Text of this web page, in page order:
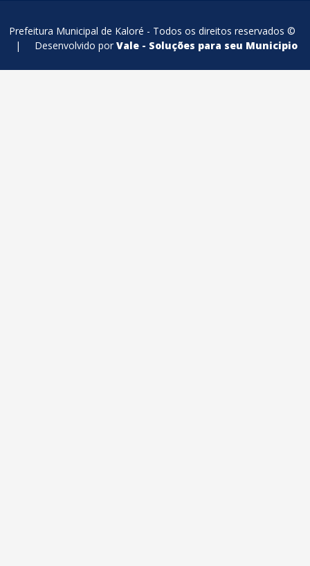
Prefeitura Municipal de Kaloré - Todos os direitos reservados ©
| Desenvolvido por Vale - Soluções para seu Municipio